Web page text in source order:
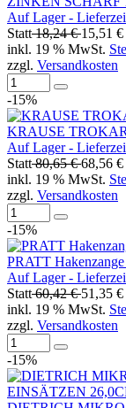
Auf Lager -
Statt18,24 €15,51 €
inkl. 19 % MwSt.
zzgl. Versandkosten
-15%
KRAUSE
Auf Lager -
Statt80,65 €68,56 €
inkl. 19 % MwSt.
zzgl. Versandkosten
-15%
PRATT
Auf Lager -
Statt60,42 €51,35 €
inkl. 19 % MwSt.
zzgl. Versandkosten
-15%